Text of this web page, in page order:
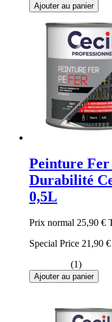
Ajouter au panier
Peinture
Durabilité
0,5L
Prix normal 25,90 €
Special Price 21,90 €
(1)
Ajouter au panier